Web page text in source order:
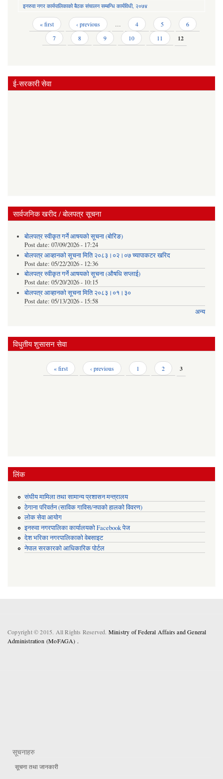
इनरुवा नगर कार्यपालिकाको बैठक संचालन सम्बन्धि कार्यविधी, २०७४
Pages « first ‹ previous … 4 5
6
7
8 9 10 11 12
ई-सरकारी सेवा
सार्वजनिक खरीद / बोलपत्र सूचना
बोलपत्र स्वीकृत गर्ने आषयको सूचना (बोरिङ)
Post date: 07/09/2026 - 17:24
बोलपत्र आव्हानको सूचना मिति २०८३।०२।०७ च्यापाकटर खरिद
Post date: 05/22/2026 - 12:36
बोलपत्र स्वीकृत गर्ने आषयको सूचना (औषधि सप्लाई)
Post date: 05/20/2026 - 10:15
बोलपत्र आव्हानको सूचना मिति २०८३।०१।३०
Post date: 05/13/2026 - 15:58
अन्य
विधुतीय शुसासन सेवा
« first ‹ previous 1 2 3
लिंक
संघीय मामिला तथा सामान्य प्रशासन मन्त्रालय
ठेगाना परिवर्तन (साविक गाविस/नपाको हालको विवरण)
लोक सेवा आयोग
इनरुवा नगरपालिका कार्यालयको Facebook पेज
देश भरिका नगरपालिकाको वेबसाइट
नेपाल सरकारको आधिकारिक पोर्टल
Copyright © 2015. All Rights Reserved. Ministry of Federal Affairs and General
Administration (MoFAGA) .
सूचनाहरु
सूचना तथा जानकारी